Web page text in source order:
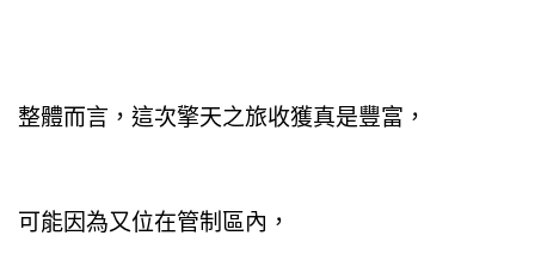
整體而言，這次擎天之旅收獲真是豐富，
可能因為又位在管制區內，